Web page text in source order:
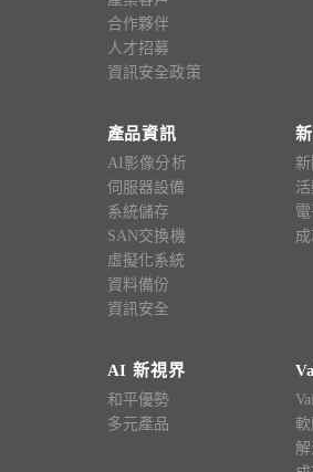
合作夥伴
人才招募
資訊安全政策
產品資訊
AI影像分析
伺服器設備
系統儲存
SAN交換機
虛擬化系統
資料備份
資訊安全
新
成
AI 新視界
和平優勢
多元產品